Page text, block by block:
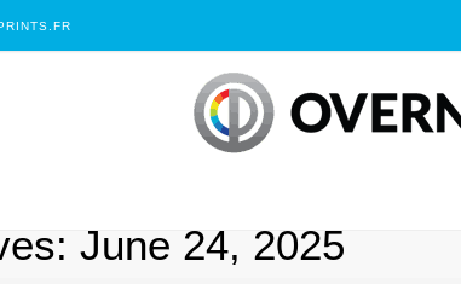
June 24, 2025